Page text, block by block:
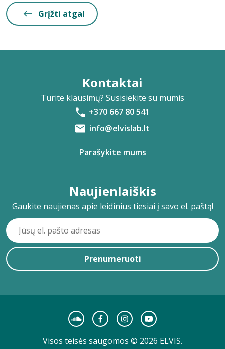
Grįžti atgal
Kontaktai
Turite klausimų? Susisiekite su mumis
+370 667 80 541
info@elvislab.lt
Parašykite mums
Naujienlaiškis
Gaukite naujienas apie leidinius tiesiai į savo el. paštą!
Prenumeruoti
Visos teisės saugomos © 2026 ELVIS.